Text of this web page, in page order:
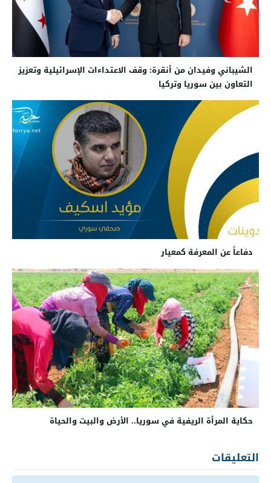
الشيباني وفيدان من أنقرة: وقف الاعتداءات الإسرائيلية وتعزيز
التعاون بين سوريا وتركيا
دفاعاً عن المعرفة كمعيار
حكاية المرأة الريفية في سوريا.. الأرض والبيت والحياة
التعليقات